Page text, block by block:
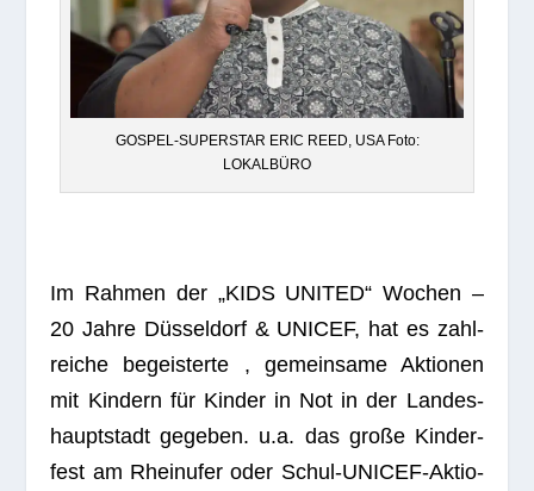
GOSPEL-SUPERSTAR ERIC REED, USA Foto:
LOKALBÜRO
Im Rah­men der „KIDS UNITED“ Wochen –
20 Jahre Düs­sel­dorf & UNICEF, hat es zahl­
rei­che begeis­terte , gemein­same Aktio­nen
mit Kin­dern für Kin­der in Not in der Lan­des­
haupt­stadt gege­ben. u.a. das große Kin­der­
fest am Rhein­ufer oder Schul-UNICEF-Aktio­